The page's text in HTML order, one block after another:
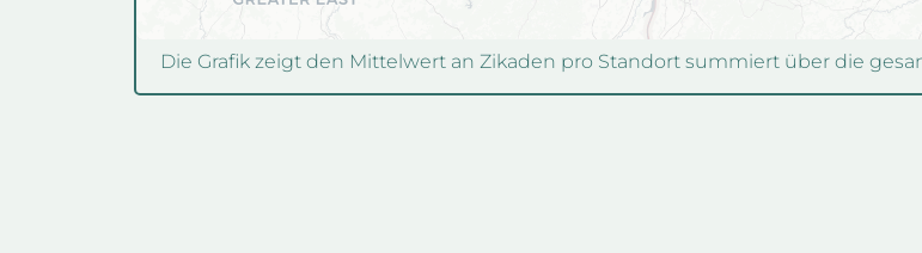
Die Grafik zeigt den Mittelwert an Zikaden pro Standort summiert über die